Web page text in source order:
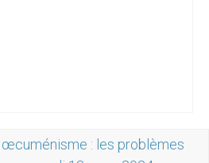
: les problèmes